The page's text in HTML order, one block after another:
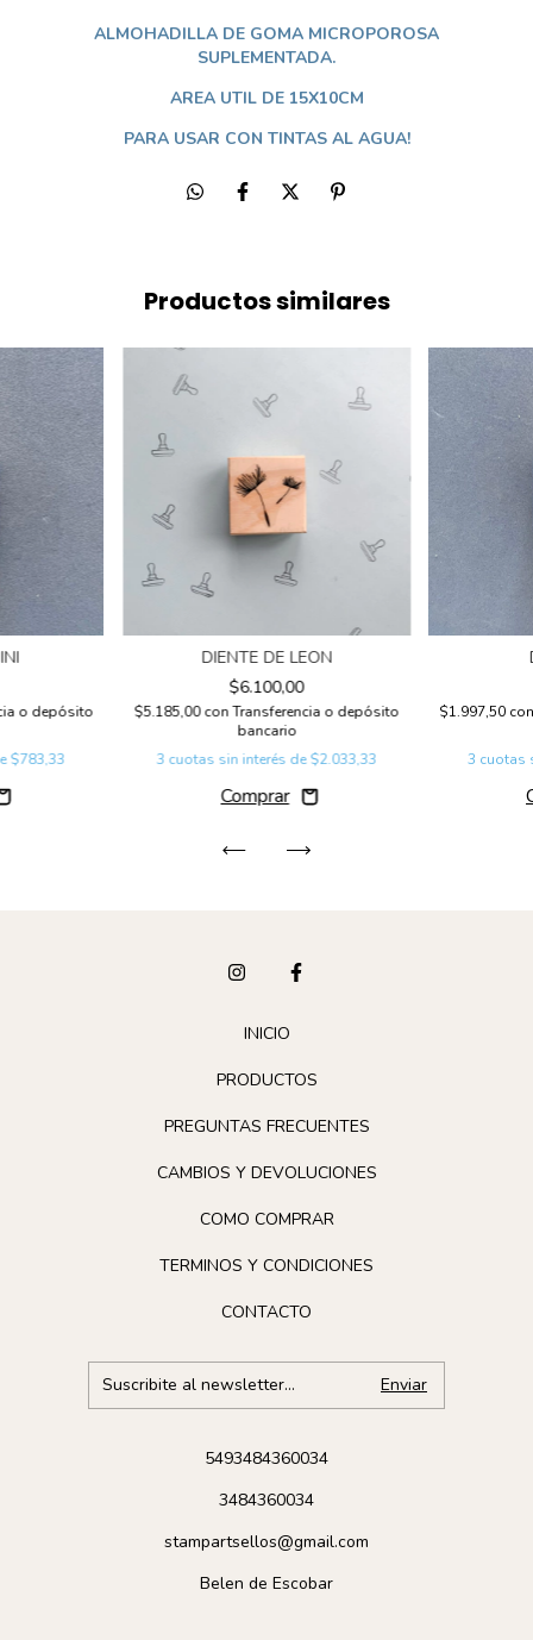
ALMOHADILLA DE GOMA MICROPOROSA
SUPLEMENTADA.
AREA UTIL DE 15X10CM
PARA USAR CON TINTAS AL AGUA!
Productos similares
o depósito
$783,33
DIENTE DE LEON
$6.100,00
$5.185,00con Transferencia o depósito
bancario
3 cuotas sin interés de$2.033,33
$1.997,50
3 cuotas
INICIO
PRODUCTOS
PREGUNTAS FRECUENTES
CAMBIOS Y DEVOLUCIONES
COMO COMPRAR
TERMINOS Y CONDICIONES
CONTACTO
5493484360034
3484360034
stampartsellos@gmail.com
Belen de Escobar